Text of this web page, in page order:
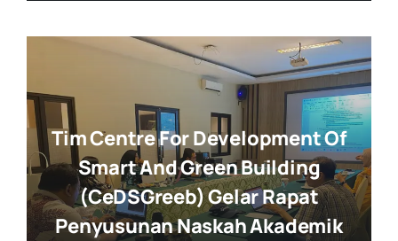
Tim Centre For Development Of
Smart And Green Building
(CeDSGreeb) Gelar Rapat
Penyusunan Naskah Akademik